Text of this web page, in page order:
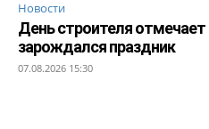
Новости
День строителя отмечает
зарождался праздник
07.08.2026 15:30